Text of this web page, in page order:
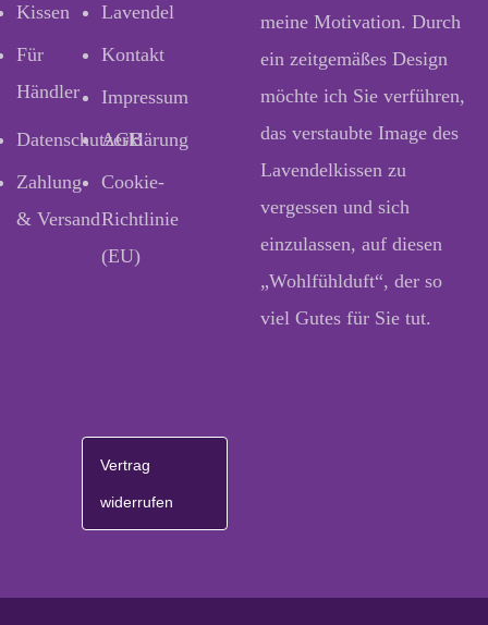
Kissen
Lavendel
Für
Händler
Kontakt
Impressum
Datenschutzerklärung
AGB
Zahlung
& Versand
Cookie-
Richtlinie
(EU)
meine Motivation. Durch
ein zeitgemäßes Design
möchte ich Sie verführen,
das verstaubte Image des
Lavendelkissen zu
vergessen und sich
einzulassen, auf diesen
„Wohlfühlduft“, der so
viel Gutes für Sie tut.
Vertrag
widerrufen